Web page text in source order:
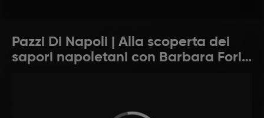
Pazzi Di Napoli | Alla scoperta dei
sapori napoletani con Barbara Foria